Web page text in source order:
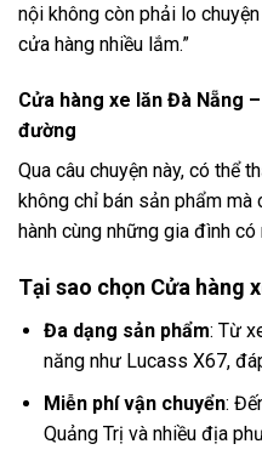
nội không còn phải lo
cửa hàng nhiều lắm.”
Cửa hàng xe lăn Đà Nẵng
đường
Qua câu chuyện này, có thể
không chỉ bán sản phẩm
hành cùng những gia đình
Tại sao chọn Cửa hàng
Đa dạng sản phẩm: Từ
năng như Lucass X67,
Miễn phí vận chuyển:
Quảng Trị và nhiều địa